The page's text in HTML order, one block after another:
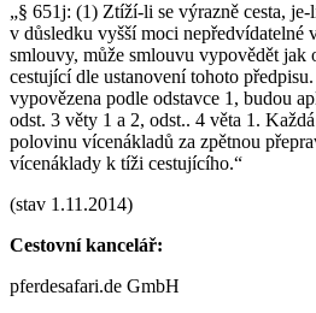
„§ 651j: (1) Ztíží-li se výrazně cesta, je-
v důsledku vyšší moci nepředvídatelné
smlouvy, může smlouvu vypovědět jak
cestující dle ustanovení tohoto
vypovězena podle odstavce 1, budou
odst. 3 věty 1 a 2, odst.. 4 věta 1.
polovinu vícenákladů za zpětnou
vícenáklady k tíži cestujícího.“
(stav 1.11.2014)
Cestovní kancelář:
pferdesafari.de GmbH